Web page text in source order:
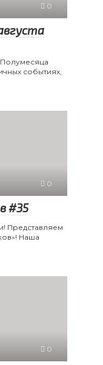
0
Полумесяца
событиях,
0
#35
Представляем
Наша
0